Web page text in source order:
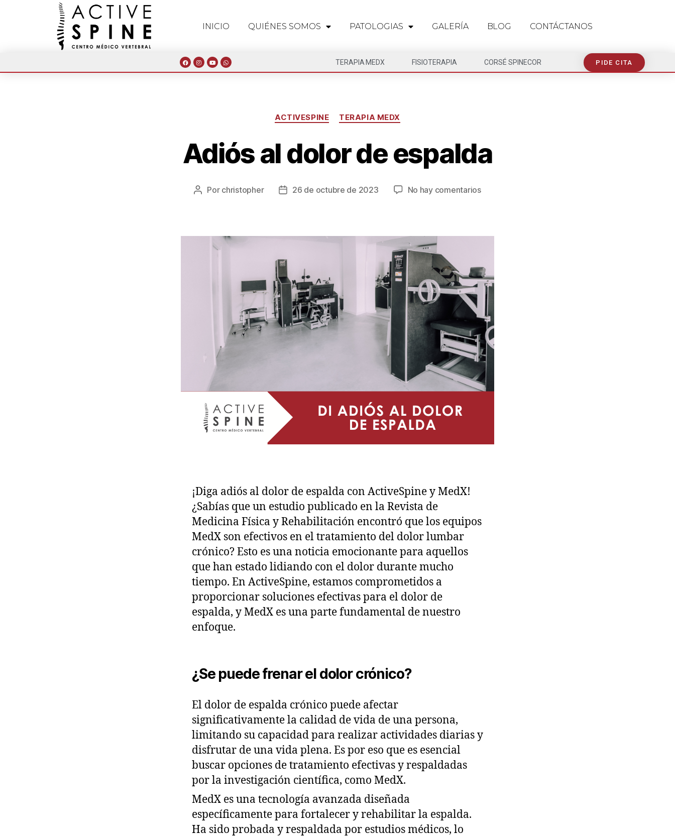
INICIO QUIÉNES SOMOS PATOLOGIAS GALERÍA BLOG CONTÁCTANOS
TERAPIA MEDX FISIOTERAPIA CORSÉ SPINECOR PIDE CITA
ACTIVESPINE TERAPIA MEDX
Adiós al dolor de espalda
Por christopher 26 de octubre de 2023 No hay comentarios
¡Diga adiós al dolor de espalda con ActiveSpine y MedX!
¿Sabías que un estudio publicado en la Revista de
Medicina Física y Rehabilitación encontró que los equipos
MedX son efectivos en el tratamiento del dolor lumbar
crónico? Esto es una noticia emocionante para aquellos
que han estado lidiando con el dolor durante mucho
tiempo. En ActiveSpine, estamos comprometidos a
proporcionar soluciones efectivas para el dolor de
espalda, y MedX es una parte fundamental de nuestro
enfoque.
¿Se puede frenar el dolor crónico?
El dolor de espalda crónico puede afectar
significativamente la calidad de vida de una persona,
limitando su capacidad para realizar actividades diarias y
disfrutar de una vida plena. Es por eso que es esencial
buscar opciones de tratamiento efectivas y respaldadas
por la investigación científica, como MedX.
MedX es una tecnología avanzada diseñada
específicamente para fortalecer y rehabilitar la espalda.
Ha sido probada y respaldada por estudios médicos, lo